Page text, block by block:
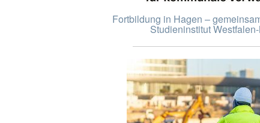
Fortbildung in Hagen –
Studieninstitut